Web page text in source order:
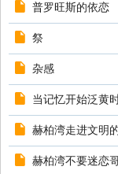
普罗旺斯的依恋
祭
杂感
当记忆开始泛黄
赫柏湾走进文明
赫柏湾不要迷恋哥